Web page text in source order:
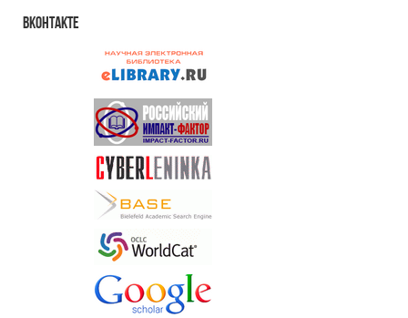
Вконтакте